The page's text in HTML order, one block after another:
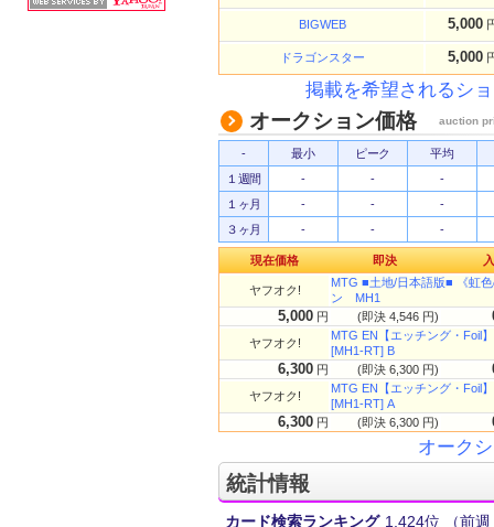
BIGWEB 5,000
ドラゴンスター 5,000
掲載を希望されるシ
オークション価格 auction
- 最小 ピーク
平均
１週間
- -
-
１ヶ月
- -
-
３ヶ月
- - -
現在価格 即決
ヤフオク!
MTG ■土地/日本語版■ 《虹
ン MH1
5,000 円 (即決 4,546 円)
ヤフオク!
MTG EN【エッチング・Foil
[MH1-RT] B
6,300 円 (即決 6,300 円)
ヤフオク!
MTG EN【エッチング・Foil
[MH1-RT] A
6,300 円 (即決 6,300 円)
オーク
統計情報
カード検索ランキング 1,424位
（前